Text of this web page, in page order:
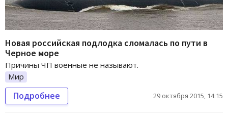
Новая российская подлодка сломалась по пути в
Черное море
Причины ЧП военные не называют.
Мир
Подробнее 29 октября 2015, 14:15